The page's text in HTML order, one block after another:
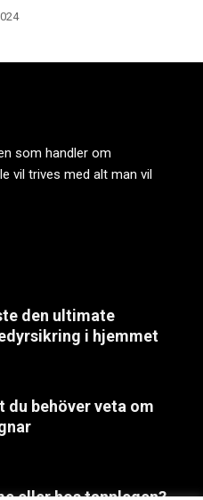
som handler om
vil trives med alt man vil
den ultimate
i hjemmet
du behöver veta om